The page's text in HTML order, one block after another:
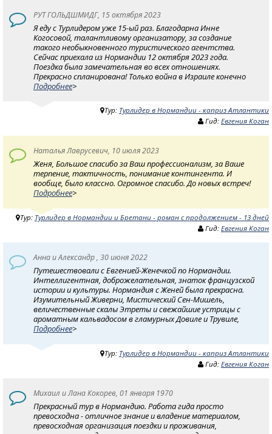
РУТ ГОЛЬДШМИДГ, 15 октября 2023
Я еду с Турлидером уже 15-ый раз. Благодарна Инне
Когосовой, талантливому организатору, за создание
такого необыкновенного туристического агентства.
Сейчас приехала из Нормандии 12 октября 2023 года.
Поездка была замечательная во всех отношениях.
Прекрасно спланирована! Только война в Израиле конечно
Подробнее>
Тур: Турлидер в Нормандии - каприз Атлантики
Гид: Евгения Коган
Наталья Лаврусевич, 10 июля 2023
Женя, Большое спасибо за Ваш профессионализм, за Ваше
терпение, тактичность, понимание контингента. И
вообще, было классно. Огромное спасибо. До новых встреч!
Подробнее>
Тур: Турлидер в Нормандии и Бретани - роман с продолжением - 13 дней
Гид: Евгения Коган
Анна и Александр , 30 июня 2022
Путешествовали с Евгенией-Женечкой по Нормандии.
Интеллигентная, доброжелательная, знаток французской
истории и культуры. Нормандия с Женей была прекрасна.
Изумительный Живерни, Мистический Сен-Мишель,
величественные скалы Этреты и свежайшие устрицы с
ароматным кальвадосом в гламурных Довиле и Трувиле,
Подробнее>
Тур: Турлидер в Нормандии - каприз Атлантики
Гид: Евгения Коган
Михаил и Лана Кокорев, 01 января 1970
Прекрасный тур в Нормандию. Работа гида просто
превосходна - отличное знание и владение материалом,
превосходная организация поездки и проживания,